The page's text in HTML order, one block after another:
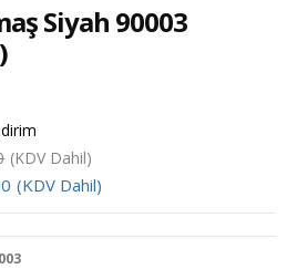
Siyah 90003
(KDV Dahil)
(KDV Dahil)